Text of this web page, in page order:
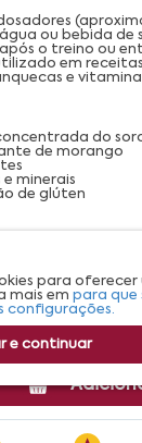
ou bebida de
o treino ou
em
e
do
de morango
minerais
de glúten
do alcance de
em local fresco,
a leite
para
mais em para que
configurações.
Aceitar e continuar